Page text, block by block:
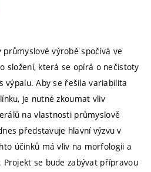
výrobě spočívá ve
složení, která se opírá o nečistoty
výpalu. Aby se řešila variabilita
je nutné zkoumat vliv
na vlastnosti průmyslově
představuje hlavní výzvu v
účinků má vliv na morfologii a
se bude zabývat přípravou